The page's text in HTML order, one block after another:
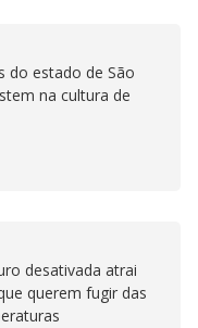
do estado de São
na cultura de
desativada atrai
querem fugir das